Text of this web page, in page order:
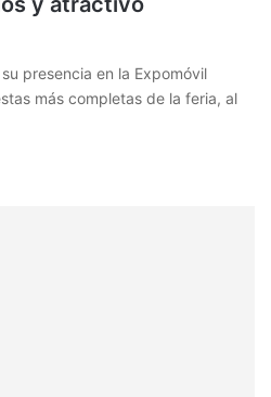
presencia en la Expomóvil
más completas de la feria, al